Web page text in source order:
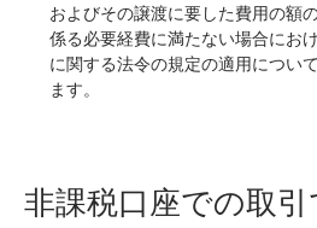
およびその譲渡に要した費用の額
係る必要経費に満たない場合にお
に関する法令の規定の適用につい
ます。
非課税口座での取